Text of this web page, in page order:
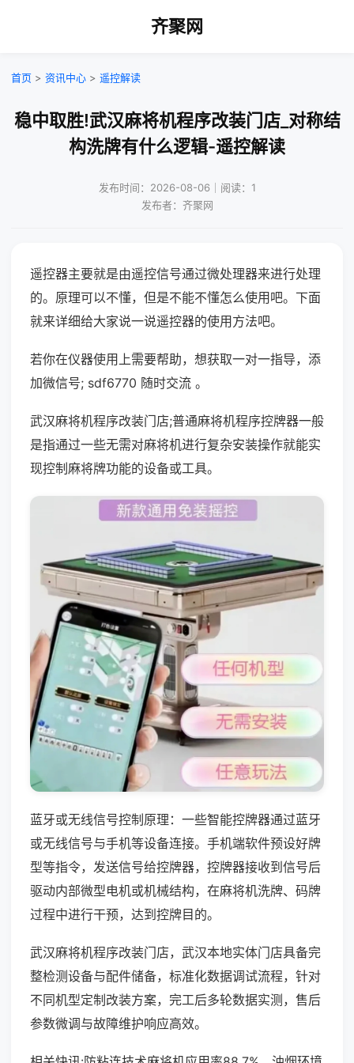
齐聚网
首页 > 资讯中心 > 遥控解读
稳中取胜!武汉麻将机程序改装门店_对称结
构洗牌有什么逻辑-遥控解读
发布时间：2026-08-06｜阅读：1
发布者：齐聚网
遥控器主要就是由遥控信号通过微处理器来进行处理
的。原理可以不懂，但是不能不懂怎么使用吧。下面
就来详细给大家说一说遥控器的使用方法吧。
若你在仪器使用上需要帮助，想获取一对一指导，添
加微信号; sdf6770 随时交流 。
武汉麻将机程序改装门店;普通麻将机程序控牌器一般
是指通过一些无需对麻将机进行复杂安装操作就能实
现控制麻将牌功能的设备或工具。
蓝牙或无线信号控制原理：一些智能控牌器通过蓝牙
或无线信号与手机等设备连接。手机端软件预设好牌
型等指令，发送信号给控牌器，控牌器接收到信号后
驱动内部微型电机或机械结构，在麻将机洗牌、码牌
过程中进行干预，达到控牌目的。
武汉麻将机程序改装门店，武汉本地实体门店具备完
整检测设备与配件储备，标准化数据调试流程，针对
不同机型定制改装方案，完工后多轮数据实测，售后
参数微调与故障维护响应高效。